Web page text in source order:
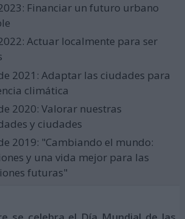
Financiar un futuro urbano
Actuar localmente para ser
2021: Adaptar las ciudades para
climática
2020: Valorar nuestras
y ciudades
2019: "Cambiando el mundo:
y una vida mejor para las
futuras"